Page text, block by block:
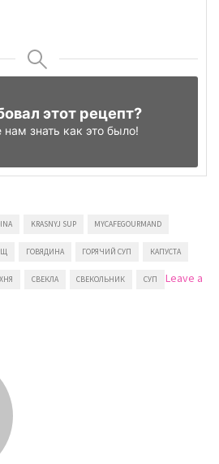
этот рецепт?
нам знать как это было!
KRASNYJ SUP MYCAFEGOURMAND
ГОВЯДИНА ГОРЯЧИЙ СУП КАПУСТА
СВЕКЛА СВЕКОЛЬНИК СУП
Leave a